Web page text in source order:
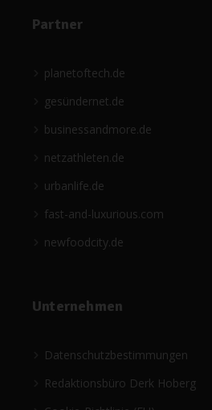
Partner
planetoftech.de
gesündernet.de
businessandmore.de
netzathleten.de
urbanlife.de
fast-and-luxurious.com
newfoodcity.de
Unternehmen
Datenschutzbestimmungen
Redaktionsbüro Derk Hoberg